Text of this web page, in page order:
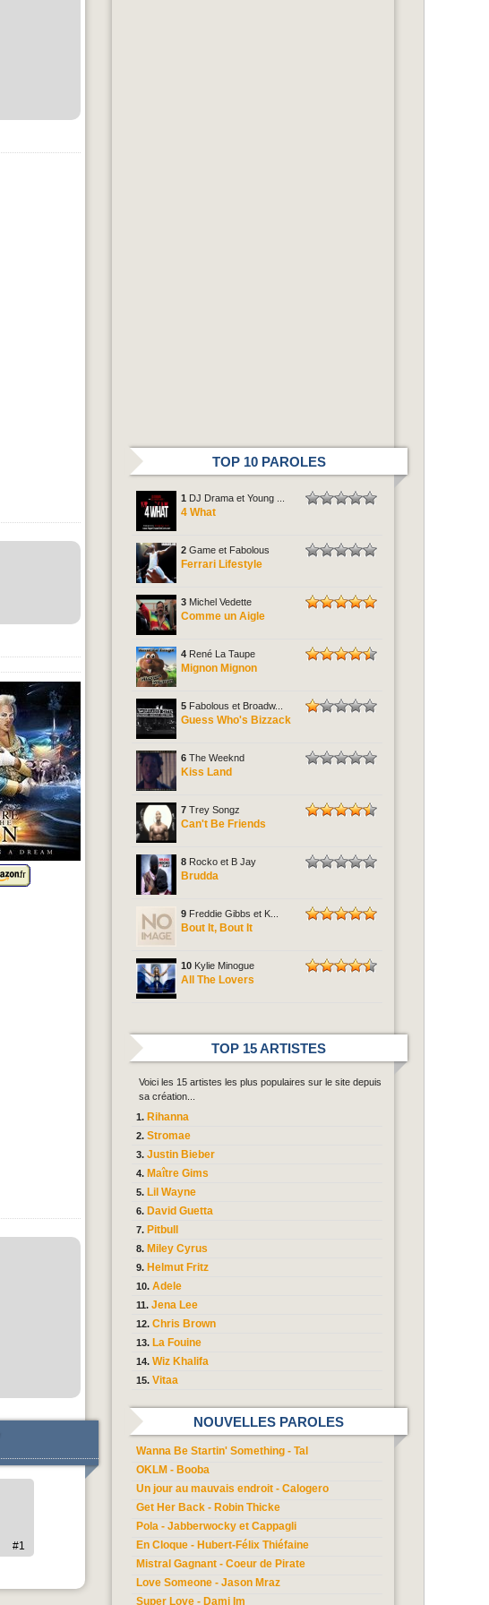
#1
TOP 10 PAROLES
1 DJ Drama et Young ...
4 What
2 Game et Fabolous
Ferrari Lifestyle
3 Michel Vedette
Comme un Aigle
4 René La Taupe
Mignon Mignon
5 Fabolous et Broadw...
Guess Who's Bizzack
6 The Weeknd
Kiss Land
7 Trey Songz
Can't Be Friends
8 Rocko et B Jay
Brudda
9 Freddie Gibbs et K...
Bout It, Bout It
10 Kylie Minogue
All The Lovers
TOP 15 ARTISTES
Voici les 15 artistes les plus populaires sur le site depuis
sa création...
Rihanna
Stromae
Justin Bieber
Maître Gims
Lil Wayne
David Guetta
Pitbull
Miley Cyrus
Helmut Fritz
Adele
Jena Lee
Chris Brown
La Fouine
Wiz Khalifa
Vitaa
NOUVELLES PAROLES
Wanna Be Startin' Something - Tal
OKLM - Booba
Un jour au mauvais endroit - Calogero
Get Her Back - Robin Thicke
Pola - Jabberwocky et Cappagli
En Cloque - Hubert-Félix Thiéfaine
Mistral Gagnant - Coeur de Pirate
Love Someone - Jason Mraz
Super Love - Dami Im